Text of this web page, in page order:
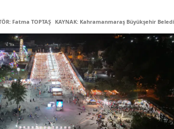
Fatma TOPTAŞ KAYNAK: Kahramanmaraş Büyükşehir